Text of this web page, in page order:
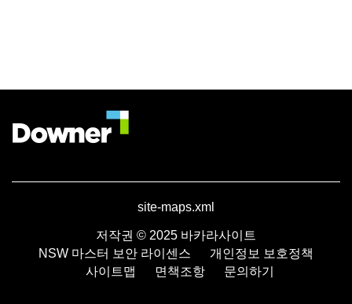
site-maps.xml
저작권 © 2025 바카라사이트
NSW 마스터 보안 라이센스
개인정보 보호정책
사이트맵
면책조항 문의하기